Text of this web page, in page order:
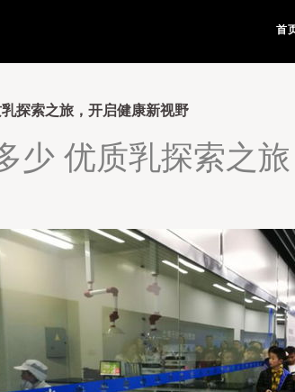
首
探索之旅，开启健康新视野
少 优质乳探索之